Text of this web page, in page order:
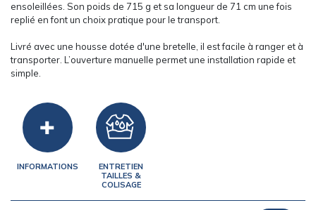
ensoleillées. Son poids de 715 g et sa longueur de 71 cm une fois
replié en font un choix pratique pour le transport.
Livré avec une housse dotée d'une bretelle, il est facile à ranger et à
transporter. L’ouverture manuelle permet une installation rapide et
simple.
INFORMATIONS
ENTRETIEN
TAILLES &
COLISAGE